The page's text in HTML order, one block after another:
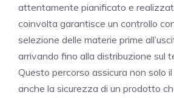
attentamente pianificato e
coinvolta garantisce un controllo
selezione delle materie prime
arrivando fino alla distribuzione sul
Questo percorso assicura non solo
anche la sicurezza di un prodotto